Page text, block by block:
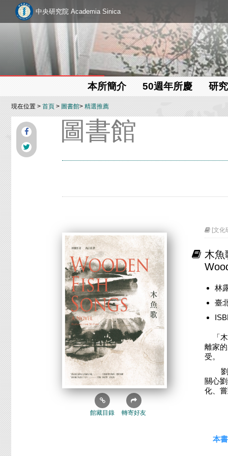
中央研究院 Academia Sinica
本所簡介 50週年所慶 研
現在位置 >首頁>圖書館>精選推薦
圖書館
館藏目錄 轉寄好友
[文化
木魚
林
臺
「木
離家
受。
劉錦
關心
化、
本